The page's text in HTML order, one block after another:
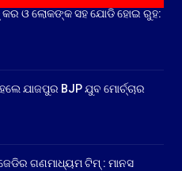
କର ଓ ଲୋକଙ୍କ ସହ ଯୋଡି ହୋଇ ରୁହ:
ଯାଜପୁର BJP ଯୁବ ମୋର୍ଚ୍ଚାର
ଗଣମାଧ୍ୟମ ଟିମ୍ : ମାନସ